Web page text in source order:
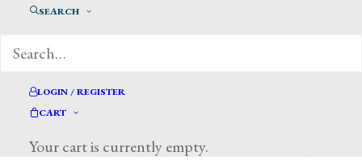
SEARCH
LOGIN / REGISTER
CART
Your cart is currently empty.
Venezia 1775 – 1849
Venezia, dove frequentò i corsi di L. Lipparini e
di F. Maggiotto. Dopo aver vinto nel 1793 il
concorso accademico con Polissena uccisa da